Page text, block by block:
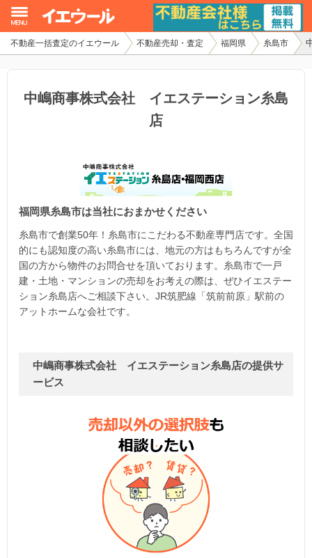
不動産一括査定のイエウール 不動産売却・査定 福岡県 糸島市
中嶋商事株式会社 イエステーション糸島
店
福岡県糸島市は当社におまかせください
糸島市で創業50年！糸島市にこだわる不動産専門店です。全国
的にも認知度の高い糸島市には、地元の方はもちろんですが全
国の方から物件のお問合せを頂いております。糸島市で一戸
建・土地・マンションの売却をお考えの際は、ぜひイエステー
ション糸島店へご相談下さい。JR筑肥線「筑前前原」駅前の
アットホームな会社です。
中嶋商事株式会社 イエステーション糸島店の提供サ
ービス
イエウール加盟希望の不動産会社様
家査定シミュレーター